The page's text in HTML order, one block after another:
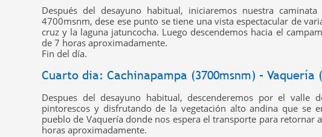
Después del desayuno habitual, iniciaremos nuestra
4700msnm, dese ese punto se tiene una vista espectacular de
cruz y la laguna jatuncocha. Luego descendemos hacia el
de 7 horas aproximadamente.
Fin del día.
Cuarto dia: Cachinapampa (3700msnm) – Vaquería
Despues del desayuno habitual, descenderemos por el valle
pintorescos y disfrutando de la vegetación alto andina que se
pueblo de Vaquería donde nos espera el transporte para
horas aproximadamente.